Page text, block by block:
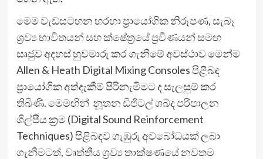
මෙම වැඩසටහන හරහා ප්‍රායෝගික නිරූපණ, සැබෑ
ශ්‍රව්‍ය භාවිතයන් සහ ක්ෂේත්‍රයේ ප්‍රවීණයන් සමඟ
සෘජුව අදහස් හුවමාරු කර ගැනීමේ අවස්ථාව මෙන්ම
Allen & Heath Digital Mixing Consoles පිළිබඳ
ප්‍රායෝගික අත්දැකීම් පිරිනැමීමට ද සැලසුම් කර
තිබිණි. මෙමඟින් නූතන ඩිජිටල් ශබ්ද පරිපාලන
ශිල්පීය ක්‍රම (Digital Sound Reinforcement
Techniques) පිළිබඳව ගැඹුරු අවබෝධයක් ලබා
ගැනීමටත්, වෘත්තීය ශ්‍රව්‍ය තාක්ෂණයේ නවතම